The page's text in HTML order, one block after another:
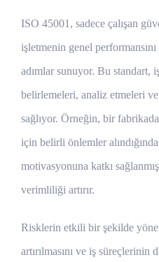
ISO 45001, sadece çalışan
işletmenin genel
adımlar sunuyor. Bu standart,
belirlemeleri, analiz etmeleri
sağlıyor. Örneğin, bir
için belirli önlemler
motivasyonuna katkı
verimliliği artırır.
Risklerin etkili bir şekilde
artırılmasını ve iş